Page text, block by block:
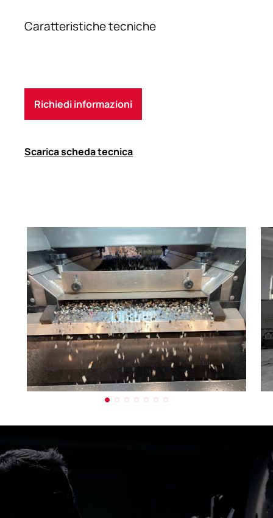
Caratteristiche tecniche
Richiedi informazioni
Scarica scheda tecnica